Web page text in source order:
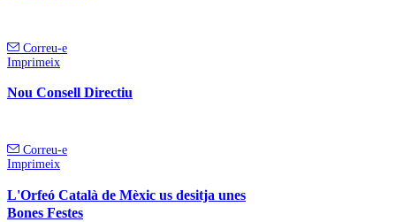
Correu-e
Imprimeix
Nou Consell Directiu
Correu-e
Imprimeix
L'Orfeó Català de Mèxic us desitja unes
Bones Festes